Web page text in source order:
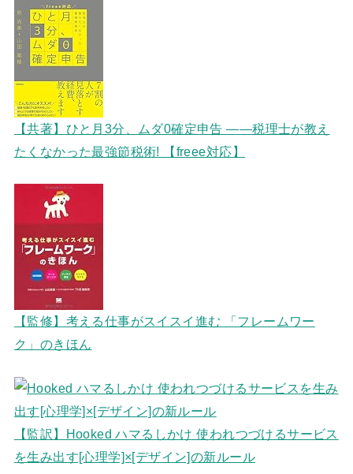
【共著】ひと月3分、ムダ0確定申告 ――税理士が教え
たくなかった最強節税術! 【freee対応】
【監修】考える仕事がスイスイ進む 「フレームワー
ク」のきほん
【監訳】Hooked ハマるしかけ 使われつづけるサービス
を生み出す[心理学]×[デザイン]の新ルール